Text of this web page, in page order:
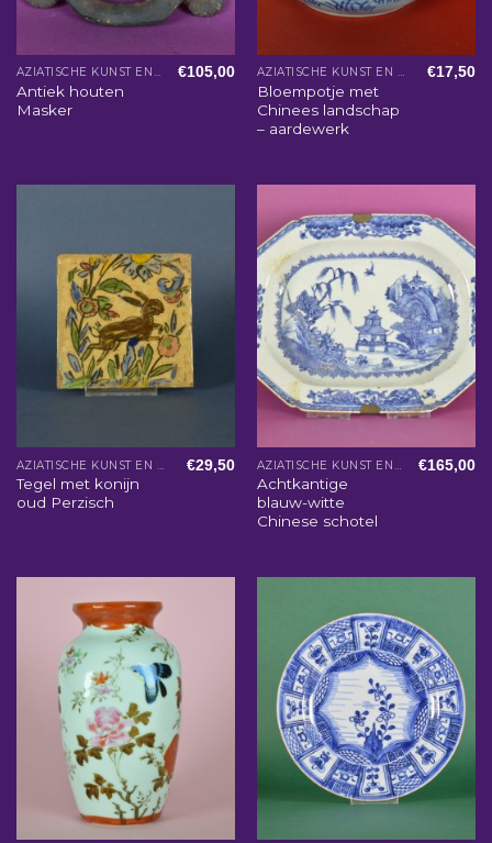
AZIATISCHE KUNST EN WOONACCESSOIRES
Antiek houten
Masker
€105,00 AZIATISCHE KUNST EN WOONACCESSOIRES
Bloempotje met
Chinees landschap
– aardewerk
€17,50
Tegel met konijn
oud Perzisch
€29,50
Achtkantige
blauw-witte
Chinese schotel
€165,00